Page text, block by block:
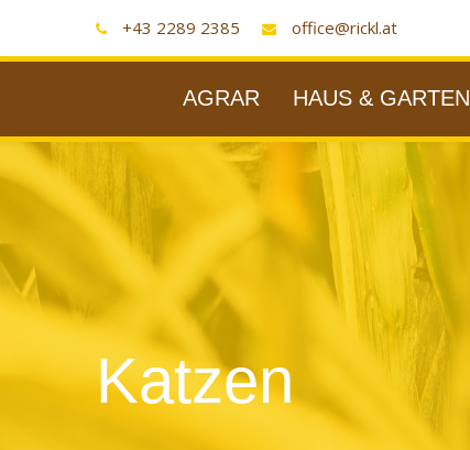
+43 2289 2385 office@rickl.at
AGRAR HAUS & GARTEN
Katzen